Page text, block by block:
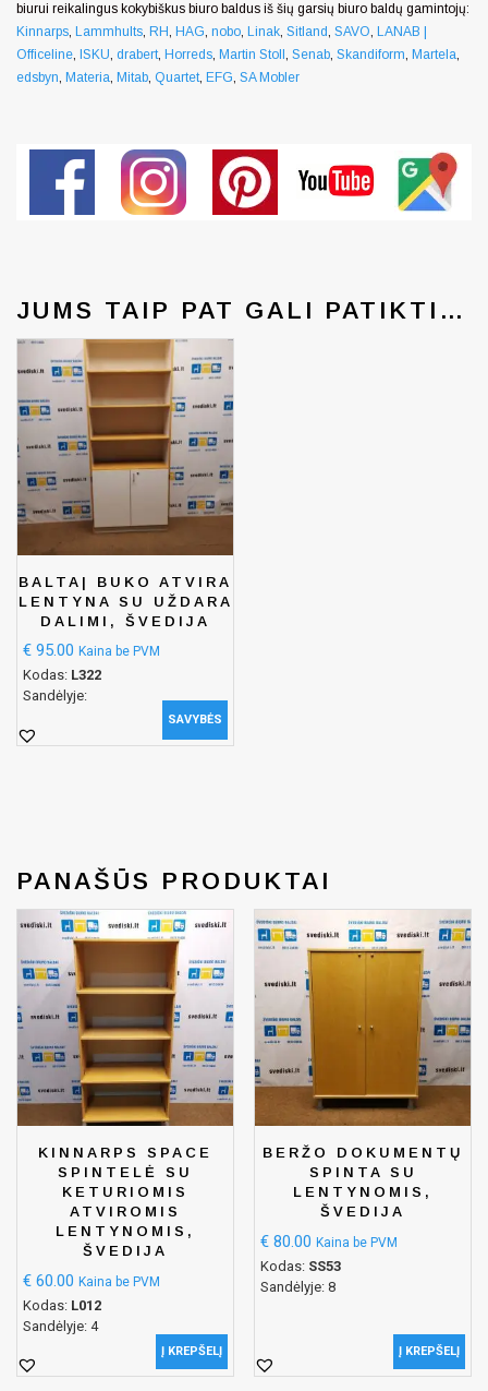
biurui reikalingus kokybiškus biuro baldus iš šių garsių biuro baldų gamintojų:
Kinnarps, Lammhults, RH, HAG, nobo, Linak, Sitland, SAVO, LANAB |
Officeline, ISKU, drabert, Horreds, Martin Stoll, Senab, Skandiform, Martela,
edsbyn, Materia, Mitab, Quartet, EFG, SA Mobler
JUMS TAIP PAT GALI PATIKTI…
BALTA| BUKO ATVIRA
LENTYNA SU UŽDARA
DALIMI, ŠVEDIJA
€ 95.00 Kaina be PVM
Kodas: L322
Sandėlyje:
SAVYBĖS
PANAŠŪS PRODUKTAI
KINNARPS SPACE
SPINTELĖ SU
KETURIOMIS
ATVIROMIS
LENTYNOMIS,
ŠVEDIJA
€ 60.00 Kaina be PVM
Kodas: L012
Sandėlyje: 4
Į KREPŠELĮ
BERŽO DOKUMENTŲ
SPINTA SU
LENTYNOMIS,
ŠVEDIJA
€ 80.00 Kaina be PVM
Kodas: SS53
Sandėlyje: 8
Į KREPŠELĮ